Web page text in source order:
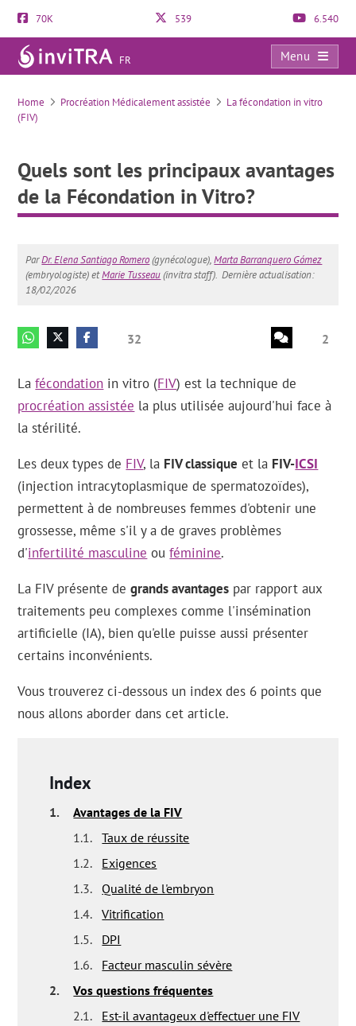
70K 539 6.540
FR
Menu
Quels sont les principaux avantages de la Fécondation in Vitro?
Home Procréation Médicalement assistée
La fécondation in vitro
(FIV)
Quels sont les principaux avantages
de la Fécondation in Vitro?
ParDr. Elena Santiago Romero(gynécologue),Marta Barranquero Gómez
(embryologiste) etMarie Tusseau(invitra staff). Dernière actualisation:
18/02/2026
32 2
Lafécondation in vitro (FIV) est la technique de
procréation assistée la plus utilisée aujourd'hui face à
la stérilité.
Les deux types de FIV, la FIV classique et la FIV-ICSI
(injection intracytoplasmique de spermatozoïdes),
permettent à de nombreuses femmes d'obtenir une
grossesse, même s'il y a de graves problèmes
d'infertilité masculine ouféminine.
La FIV présente degrands avantages par rapport aux
traitements peu complexes comme l'insémination
artificielle (IA), bien qu'elle puisse aussi présenter
certains inconvénients.
Vous trouverez ci-dessous un index des 6 points que
nous allons aborder dans cet article.
Index
1.
Avantages de la FIV
1.1.
Taux de réussite
1.2.
Exigences
1.3.
Qualité de l'embryon
1.4.
Vitrification
1.5.
DPI
1.6.
Facteur masculin sévère
2.
Vos questions fréquentes
2.1.
Est-il avantageux d'effectuer une FIV